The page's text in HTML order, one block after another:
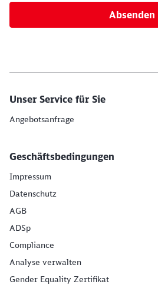
Absenden
Unser Service für Sie
Angebotsanfrage
Geschäftsbedingungen
Impressum
Datenschutz
AGB
ADSp
Compliance
Analyse verwalten
Gender Equality Zertifikat